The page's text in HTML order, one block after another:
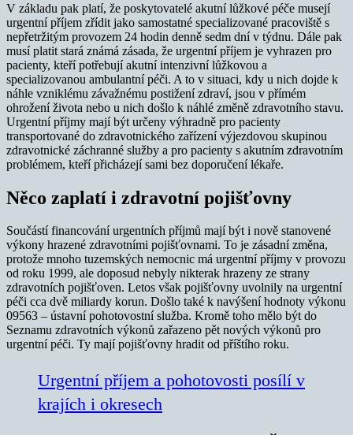
V základu pak platí, že poskytovatelé akutní lůžkové péče musejí
urgentní příjem zřídit jako samostatné specializované pracoviště s
nepřetržitým provozem 24 hodin denně sedm dní v týdnu. Dále pak
musí platit stará známá zásada, že urgentní příjem je vyhrazen pro
pacienty, kteří potřebují akutní intenzivní lůžkovou a
specializovanou ambulantní péči. A to v situaci, kdy u nich dojde k
náhle vzniklému závažnému postižení zdraví, jsou v přímém
ohrožení života nebo u nich došlo k náhlé změně zdravotního stavu.
Urgentní příjmy mají být určeny výhradně pro pacienty
transportované do zdravotnického zařízení výjezdovou skupinou
zdravotnické záchranné služby a pro pacienty s akutním zdravotním
problémem, kteří přicházejí sami bez doporučení lékaře.
Něco zaplatí i zdravotní pojišťovny
Součástí financování urgentních příjmů mají být i nově stanovené
výkony hrazené zdravotními pojišťovnami. To je zásadní změna,
protože mnoho tuzemských nemocnic má urgentní příjmy v provozu
od roku 1999, ale doposud nebyly nikterak hrazeny ze strany
zdravotních pojišťoven. Letos však pojišťovny uvolnily na urgentní
péči cca dvě miliardy korun. Došlo také k navýšení hodnoty výkonu
09563 – ústavní pohotovostní služba. Kromě toho mělo být do
Seznamu zdravotních výkonů zařazeno pět nových výkonů pro
urgentní péči. Ty mají pojišťovny hradit od příštího roku.
Urgentní příjem a pohotovosti posílí v
krajích i okresech